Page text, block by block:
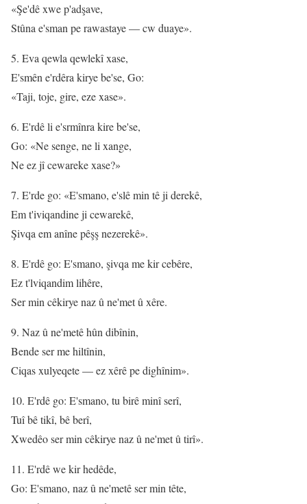
«Şe'dê xwe p'adşave,
Stûna e'sman pe rawastaye — cw duaye».
5. Eva qewla qewlekî xase,
E'smên e'rdêra kirye be'se, Go:
«Taji, toje, gire, eze xase».
6. E'rdê li e'srmînra kire be'se,
Go: «Ne senge, ne li xange,
Ne ez jî cewareke xase?»
7. E'rde go: «E'smano, e'slê min tê ji derekê,
Em t'iviqandine ji cewarekê,
Şivqa em anîne pêşş nezerekê».
8. E'rdê go: E'smano, şivqa me kir cebêre,
Ez t'lviqandim lihêre,
Ser min cêkirye naz û ne'met û xêre.
9. Naz û ne'metê hûn dibînin,
Bende ser me hiltînin,
Ciqas xulyeqete — ez xêrê pe dighînim».
10. E'rdê go: E'smano, tu birê minî serî,
Tuî bê tikî, bê berî,
Xwedêo ser min cêkirye naz û ne'met û tirî».
11. E'rdê we kir hedêde,
Go: E'smano, naz û ne'metê ser min tête,